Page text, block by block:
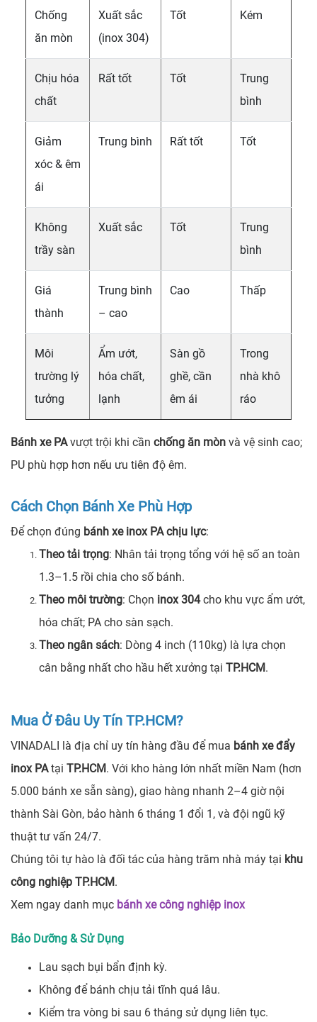
Chống
ăn mòn
Xuất sắc
(inox 304)
Tốt Kém
Chịu hóa
chất
Rất tốt Tốt
Trung
bình
Giảm
xóc & êm
ái
Trung bình Rất tốt Tốt
Không
trầy sàn
Xuất sắc Tốt
Trung
bình
Giá
thành
Trung bình
– cao
Cao Thấp
Môi
trường lý
tưởng
Ẩm ướt,
hóa chất,
lạnh
Sàn gồ
ghề, cần
êm ái
Trong
nhà khô
ráo
Bánh xe PAvượt trội khi cần chống ăn mòn và vệ sinh cao;
PU phù hợp hơn nếu ưu tiên độ êm.
Cách Chọn Bánh Xe Phù Hợp
Để chọn đúng bánh xe inox PA chịu lực:
Theo tải trọng: Nhân tải trọng tổng với hệ số an toàn
1.3–1.5 rồi chia cho số bánh.
Theo môi trường: Chọn inox 304cho khu vực ẩm ướt,
hóa chất; PA cho sàn sạch.
Theo ngân sách: Dòng 4 inch (110kg) là lựa chọn
cân bằng nhất cho hầu hết xưởng tại TP.HCM.
Mua Ở Đâu Uy Tín TP.HCM?
VINADALI là địa chỉ uy tín hàng đầu để mua bánh xe đẩy
inox PAtại TP.HCM. Với kho hàng lớn nhất miền Nam (hơn
5.000 bánh xe sẵn sàng), giao hàng nhanh 2–4 giờ nội
thành Sài Gòn, bảo hành 6 tháng 1 đổi 1, và đội ngũ kỹ
thuật tư vấn 24/7.
Chúng tôi tự hào là đối tác của hàng trăm nhà máy tại khu
công nghiệp TP.HCM.
Xem ngay danh mục bánh xe công nghiệp inox
Bảo Dưỡng & Sử Dụng
Lau sạch bụi bẩn định kỳ.
Không để bánh chịu tải tĩnh quá lâu.
Kiểm tra vòng bi sau 6 tháng sử dụng liên tục.